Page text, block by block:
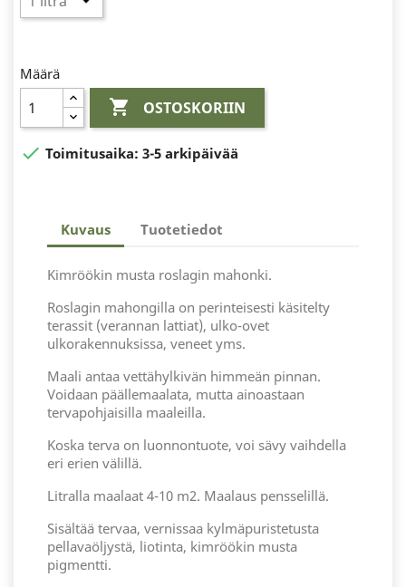
Määrä
 OSTOSKORIIN
 Toimitusaika: 3-5 arkipäivää
Kuvaus Tuotetiedot
Kimröökin musta roslagin mahonki.
Roslagin mahongilla on perinteisesti käsitelty
terassit (verannan lattiat), ulko-ovet
ulkorakennuksissa, veneet yms.
Maali antaa vettähylkivän himmeän pinnan.
Voidaan päällemaalata, mutta ainoastaan
tervapohjaisilla maaleilla.
Koska terva on luonnontuote, voi sävy vaihdella
eri erien välillä.
Litralla maalaat 4-10 m2. Maalaus pensselillä.
Sisältää tervaa, vernissaa kylmäpuristetusta
pellavaöljystä, liotinta, kimröökin musta
pigmentti.